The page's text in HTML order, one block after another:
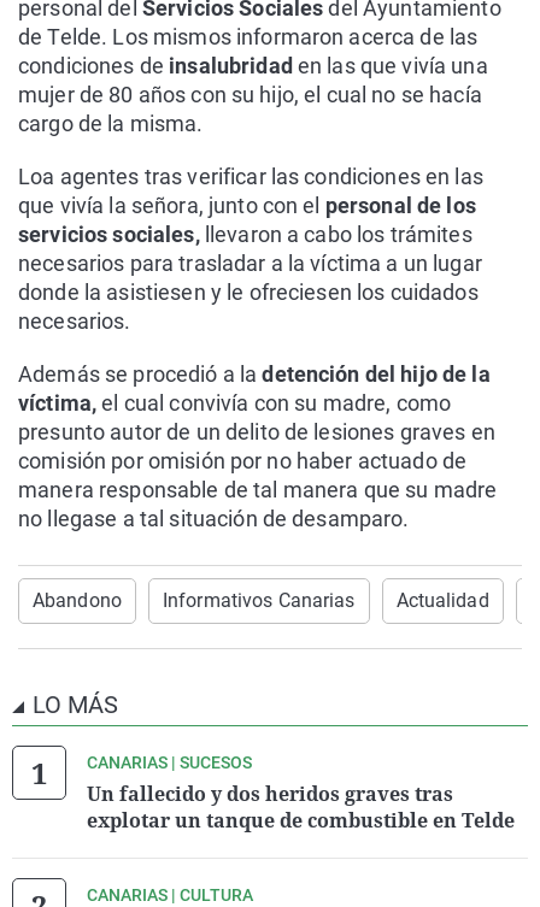
personal del Servicios Socialesdel Ayuntamiento
de Telde. Los mismos informaron acerca de las
condiciones de insalubridad en las que vivía una
mujer de 80 años con su hijo, el cual no se hacía
cargo de la misma.
Loa agentes tras verificar las condiciones en las
que vivía la señora, junto con el personal de los
servicios sociales,llevaron a cabo los trámites
necesarios para trasladar a la víctima a un lugar
donde la asistiesen y le ofreciesen los cuidados
necesarios.
Además se procedió a ladetención del hijo de la
víctima,el cual convivía con su madre, como
presunto autor de un delito de lesiones graves en
comisión por omisión por no haber actuado de
manera responsable de tal manera que su madre
no llegase a tal situación de desamparo.
Abandono Informativos Canarias Actualidad
LO MÁS
CANARIAS | SUCESOS
Un fallecido y dos heridos graves tras
explotar un tanque de combustible en Telde
CANARIAS | CULTURA